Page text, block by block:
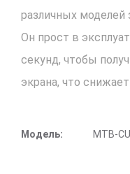
различных моделей
Он прост в
секунд, чтобы
экрана, что
Модель: MTB-